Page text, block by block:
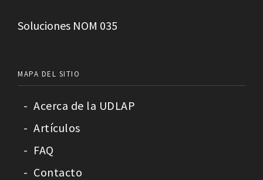
Soluciones NOM 035
MAPA DEL SITIO
- Acerca de la UDLAP
- Artículos
- FAQ
- Contacto